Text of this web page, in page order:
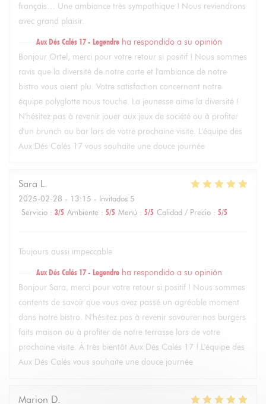
français… Une ambiance très sympathique ! Nous reviendrons
avec grand plaisir.
Aux Dés Calés 17 - Legendre ha respondido a su opinión
Bonjour Ortel, merci pour votre retour si positif ! Nous sommes
ravis que la diversité de notre carte et l'ambiance de notre
bistro vous aient plu. Votre satisfaction concernant notre
équipe polyglotte nous touche. La jeunesse aime la diversité !
N'hésitez pas à revenir jouer aux jeux de société ou à profiter
d'un brunch au bar lors de votre prochaine visite. L'équipe des
Aux Dés Calés 17 vous souhaite une douce journée
Sara L
2025-02-28 - 13:15 - Invitados 5
Servicio : 3/5 Ambiente : 5/5 Menú : 5/5 Calidad / Precio : 5/5
Toujours aussi impeccable
Aux Dés Calés 17 - Legendre ha respondido a su opinión
Bonjour Sara, merci pour votre retour si positif ! Nous sommes
contents de savoir que vous avez passé un agréable moment
dans notre bistro. N'hésitez pas à revenir savourer nos burgers
faits maison ou à profiter de notre terrasse lors de votre
prochaine visite. À très bientôt Aux Dés Calés 17 ! L'équipe des
Aux Dés Calés vous souhaite une douce journée
Marion D